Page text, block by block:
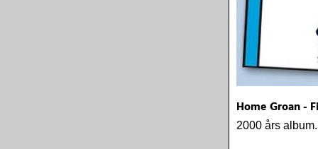
Home Groan -
2000 års album.